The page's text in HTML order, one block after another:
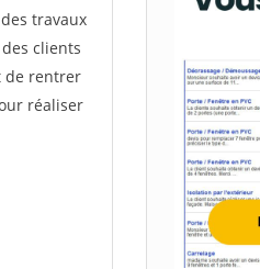
travaux
clients
de rentrer
réaliser